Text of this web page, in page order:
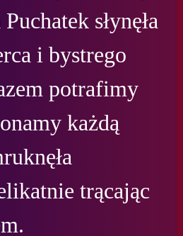
słynęła
i bystrego
potrafimy
każdą
trącając